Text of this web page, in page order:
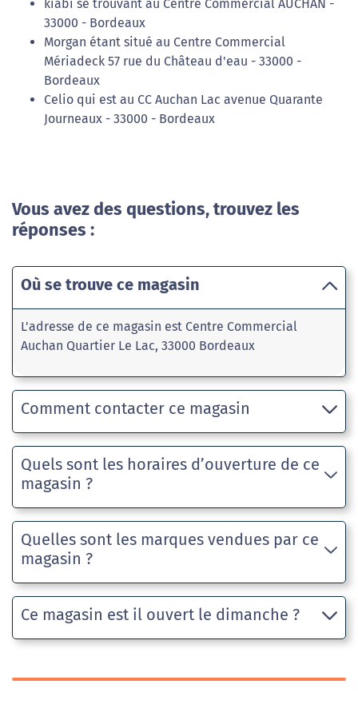
kiabi se trouvant au Centre Commercial AUCHAN -
33000 - Bordeaux
Morgan étant situé au Centre Commercial
Mériadeck 57 rue du Château d'eau - 33000 -
Bordeaux
Celio qui est au CC Auchan Lac avenue Quarante
Journeaux - 33000 - Bordeaux
Vous avez des questions, trouvez les
réponses :
Où se trouve ce magasin
L'adresse de ce magasin est Centre Commercial
Auchan Quartier Le Lac, 33000 Bordeaux
Comment contacter ce magasin
Quels sont les horaires d’ouverture de ce
magasin ?
Quelles sont les marques vendues par ce
magasin ?
Ce magasin est il ouvert le dimanche ?